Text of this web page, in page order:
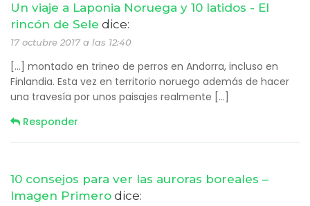
Un viaje a Laponia Noruega y 10 latidos - El
rincón de Sele dice:
17 octubre 2017 a las 12:40
[…] montado en trineo de perros en Andorra, incluso en
Finlandia. Esta vez en territorio noruego además de hacer
una travesía por unos paisajes realmente […]
Responder
10 consejos para ver las auroras boreales –
Imagen Primero dice: